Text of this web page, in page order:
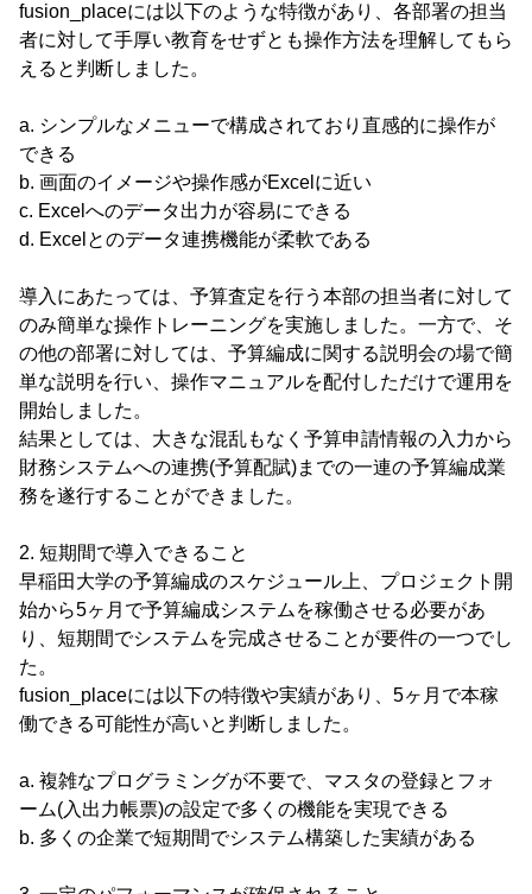
fusion_placeには以下のような特徴があり、各部署の担当
者に対して手厚い教育をせずとも操作方法を理解してもら
えると判断しました。
a. シンプルなメニューで構成されており直感的に操作が
できる
b. 画面のイメージや操作感がExcelに近い
c. Excelへのデータ出力が容易にできる
d. Excelとのデータ連携機能が柔軟である
導入にあたっては、予算査定を行う本部の担当者に対して
のみ簡単な操作トレーニングを実施しました。一方で、そ
の他の部署に対しては、予算編成に関する説明会の場で簡
単な説明を行い、操作マニュアルを配付しただけで運用を
開始しました。
結果としては、大きな混乱もなく予算申請情報の入力から
財務システムへの連携(予算配賦)までの一連の予算編成業
務を遂行することができました。
2. 短期間で導入できること
早稲田大学の予算編成のスケジュール上、プロジェクト開
始から5ヶ月で予算編成システムを稼働させる必要があ
り、短期間でシステムを完成させることが要件の一つでし
た。
fusion_placeには以下の特徴や実績があり、5ヶ月で本稼
働できる可能性が高いと判断しました。
a. 複雑なプログラミングが不要で、マスタの登録とフォ
ーム(入出力帳票)の設定で多くの機能を実現できる
b. 多くの企業で短期間でシステム構築した実績がある